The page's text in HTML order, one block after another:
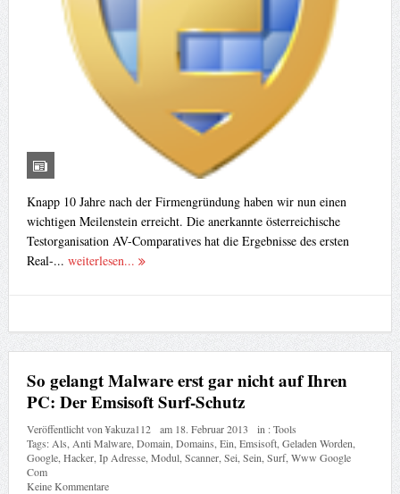
Knapp 10 Jahre nach der Firmengründung haben wir nun einen
wichtigen Meilenstein erreicht. Die anerkannte österreichische
Testorganisation AV-Comparatives hat die Ergebnisse des ersten
Real-... weiterlesen...
So gelangt Malware erst gar nicht auf Ihren
PC: Der Emsisoft Surf-Schutz
Veröffentlicht von¥akuza112 am 18. Februar 2013 in :Tools
Tags: Als Anti Malware, Domain Domains Ein Emsisoft, Geladen Worden
Google, Hacker, Ip Adresse, Modul, Scanner, Sei Sein Surf, Www Google
Com
Keine Kommentare